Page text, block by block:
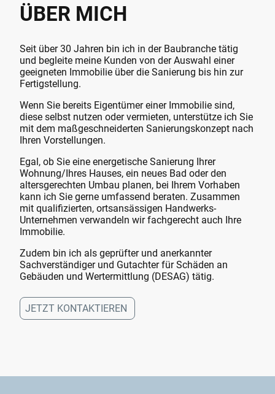
ÜBER MICH
Seit über 30 Jahren bin ich in der Baubranche tätig
und begleite meine Kunden von der Auswahl einer
geeigneten Immobilie über die Sanierung bis hin zur
Fertigstellung.
Wenn Sie bereits Eigentümer einer Immobilie sind,
diese selbst nutzen oder vermieten, unterstütze ich Sie
mit dem maßgeschneiderten Sanierungskonzept nach
Ihren Vorstellungen.
Egal, ob Sie eine energetische Sanierung Ihrer
Wohnung/Ihres Hauses, ein neues Bad oder den
altersgerechten Umbau planen, bei Ihrem Vorhaben
kann ich Sie gerne umfassend beraten. Zusammen
mit qualifizierten, ortsansässigen Handwerks-
Unternehmen verwandeln wir fachgerecht auch Ihre
Immobilie.
Zudem bin ich als geprüfter und anerkannter
Sachverständiger und Gutachter für Schäden an
Gebäuden und Wertermittlung (DESAG) tätig.
JETZT KONTAKTIEREN